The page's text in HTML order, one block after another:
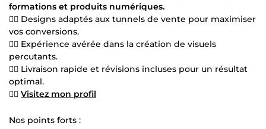
formations et produits numériques.
👍🏻 Designs adaptés aux tunnels de vente pour maximiser
vos conversions.
👍🏻 Expérience avérée dans la création de visuels
percutants.
👍🏻 Livraison rapide et révisions incluses pour un résultat
optimal.
👍🏻 Visitez mon profil
Nos points forts :